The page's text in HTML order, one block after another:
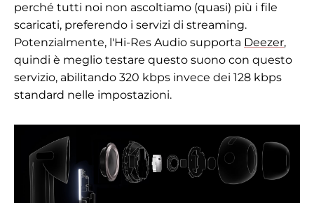
perché tutti noi non ascoltiamo (quasi) più i file
scaricati, preferendo i servizi di streaming.
Potenzialmente, l'Hi-Res Audio supporta Deezer,
quindi è meglio testare questo suono con questo
servizio, abilitando 320 kbps invece dei 128 kbps
standard nelle impostazioni.